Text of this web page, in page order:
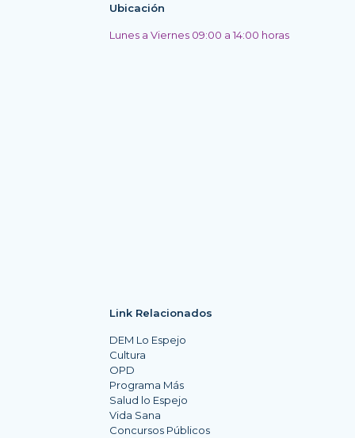
Ubicación
Lunes a Viernes 09:00 a 14:00 horas
Link Relacionados
DEM Lo Espejo
Cultura
OPD
Programa Más
Salud lo Espejo
Vida Sana
Concursos Públicos